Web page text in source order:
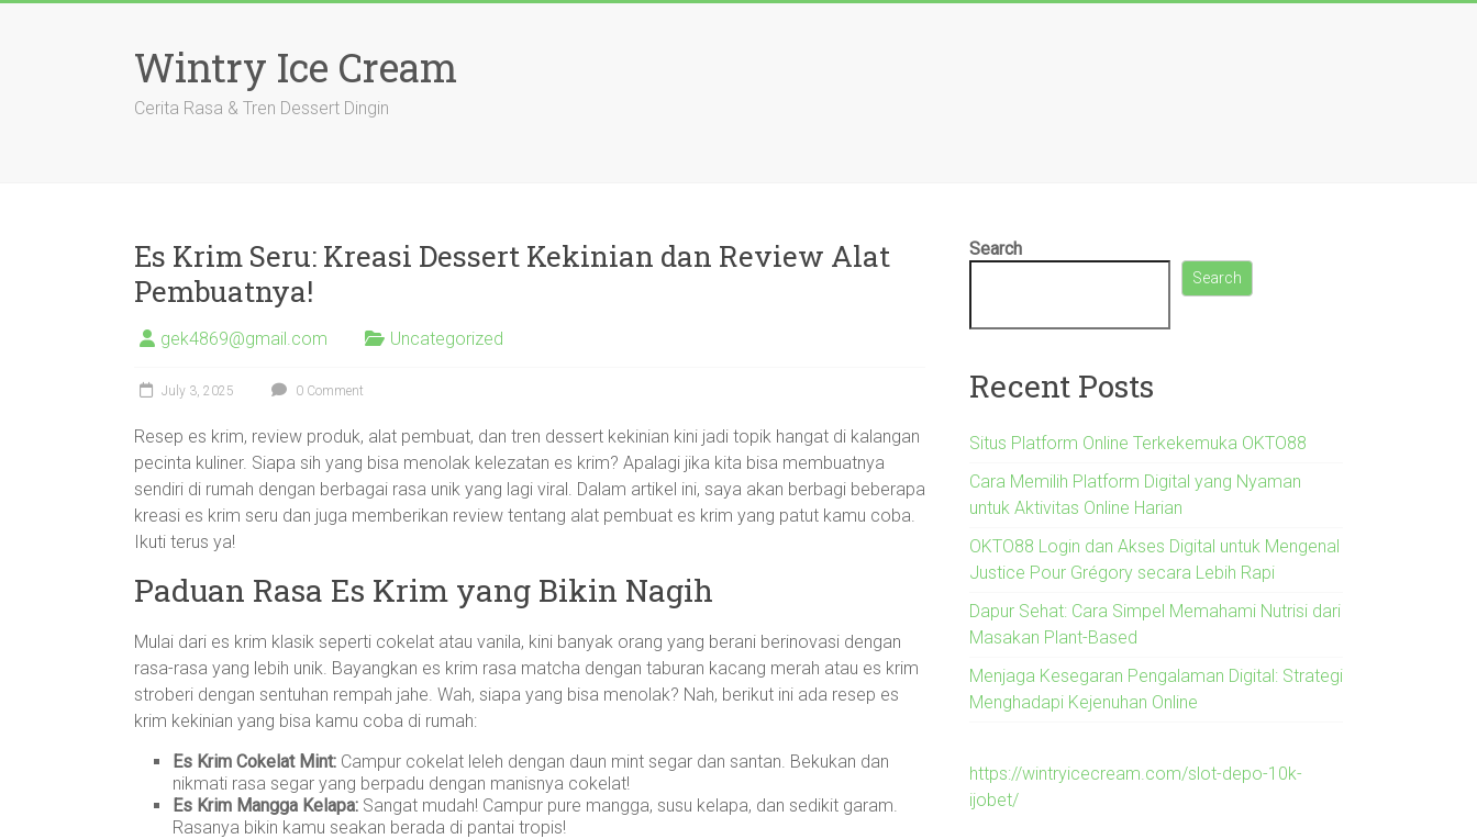
Wintry Ice Cream
Cerita Rasa & Tren Dessert Dingin
Es Krim Seru: Kreasi Dessert Kekinian dan Review Alat
Pembuatnya!
gek4869@gmail.com Uncategorized
July 3, 2025 0 Comment
Resep es krim, review produk, alat pembuat, dan tren dessert kekinian kini jadi topik hangat di kalangan
pecinta kuliner. Siapa sih yang bisa menolak kelezatan es krim? Apalagi jika kita bisa membuatnya
sendiri di rumah dengan berbagai rasa unik yang lagi viral. Dalam artikel ini, saya akan berbagi beberapa
kreasi es krim seru dan juga memberikan review tentang alat pembuat es krim yang patut kamu coba.
Ikuti terus ya!
Paduan Rasa Es Krim yang Bikin Nagih
Mulai dari es krim klasik seperti cokelat atau vanila, kini banyak orang yang berani berinovasi dengan
rasa-rasa yang lebih unik. Bayangkan es krim rasa matcha dengan taburan kacang merah atau es krim
stroberi dengan sentuhan rempah jahe. Wah, siapa yang bisa menolak? Nah, berikut ini ada resep es
krim kekinian yang bisa kamu coba di rumah:
Es Krim Cokelat Mint: Campur cokelat leleh dengan daun mint segar dan santan. Bekukan dan
nikmati rasa segar yang berpadu dengan manisnya cokelat!
Es Krim Mangga Kelapa: Sangat mudah! Campur pure mangga, susu kelapa, dan sedikit garam.
Rasanya bikin kamu seakan berada di pantai tropis!
Search
Search
Recent Posts
Situs Platform Online Terkekemuka OKTO88
Cara Memilih Platform Digital yang Nyaman
untuk Aktivitas Online Harian
OKTO88 Login dan Akses Digital untuk Mengenal
Justice Pour Grégory secara Lebih Rapi
Dapur Sehat: Cara Simpel Memahami Nutrisi dari
Masakan Plant-Based
Menjaga Kesegaran Pengalaman Digital: Strategi
Menghadapi Kejenuhan Online
https://wintryicecream.com/slot-depo-10k-
ijobet/